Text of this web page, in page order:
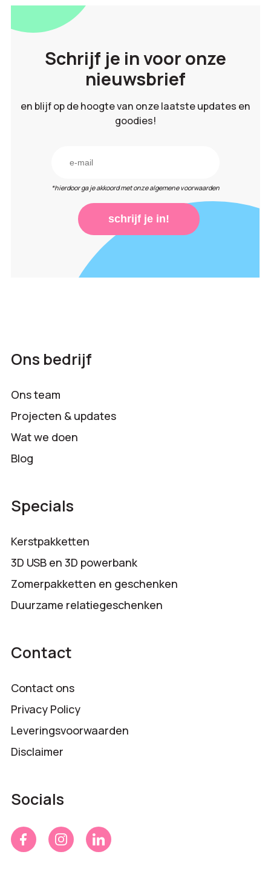
Schrijf je in voor onze
nieuwsbrief
en blijf op de hoogte van onze laatste updates en
goodies!
*hierdoor ga je akkoord met onze algemene voorwaarden
schrijf je in!
Ons bedrijf
Ons team
Projecten & updates
Wat we doen
Blog
Specials
Kerstpakketten
3D USB en 3D powerbank
Zomerpakketten en geschenken
Duurzame relatiegeschenken
Contact
Contact ons
Privacy Policy
Leveringsvoorwaarden
Disclaimer
Socials